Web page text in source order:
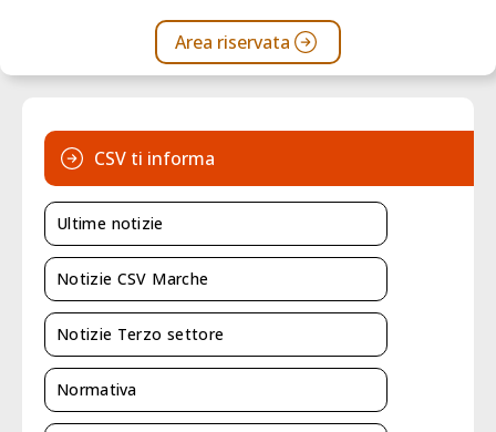
Area riservata
CSV ti informa
Ultime notizie
Notizie CSV Marche
Notizie Terzo settore
Normativa